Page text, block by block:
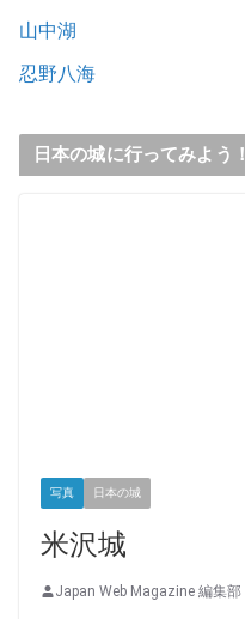
山中湖
忍野八海
日本の城に行ってみよう！
写真 日本の城
米沢城
Japan Web Magazine 編集部